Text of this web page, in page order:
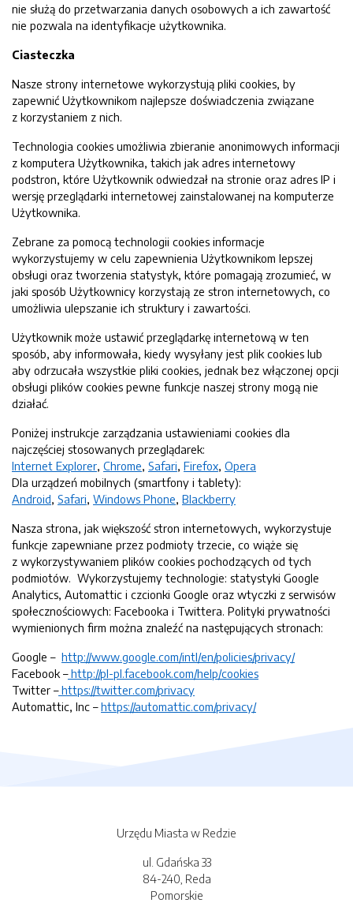
nie służą do przetwarzania danych osobowych a ich zawartość
nie pozwala na identyfikacje użytkownika.
Ciasteczka
Nasze strony internetowe wykorzystują pliki cookies, by
zapewnić Użytkownikom najlepsze doświadczenia związane
z korzystaniem z nich.
Technologia cookies umożliwia zbieranie anonimowych informacji
z komputera Użytkownika, takich jak adres internetowy
podstron, które Użytkownik odwiedzał na stronie oraz adres IP i
wersję przeglądarki internetowej zainstalowanej na komputerze
Użytkownika.
Zebrane za pomocą technologii cookies informacje
wykorzystujemy w celu zapewnienia Użytkownikom lepszej
obsługi oraz tworzenia statystyk, które pomagają zrozumieć, w
jaki sposób Użytkownicy korzystają ze stron internetowych, co
umożliwia ulepszanie ich struktury i zawartości.
Użytkownik może ustawić przeglądarkę internetową w ten
sposób, aby informowała, kiedy wysyłany jest plik cookies lub
aby odrzucała wszystkie pliki cookies, jednak bez włączonej opcji
obsługi plików cookies pewne funkcje naszej strony mogą nie
działać.
Poniżej instrukcje zarządzania ustawieniami cookies dla
najczęściej stosowanych przeglądarek:
Internet Explorer, Chrome, Safari, Firefox, Opera
Dla urządzeń mobilnych (smartfony i tablety):
Android, Safari, Windows Phone, Blackberry
Nasza strona, jak większość stron internetowych, wykorzystuje
funkcje zapewniane przez podmioty trzecie, co wiąże się
z wykorzystywaniem plików cookies pochodzących od tych
podmiotów. Wykorzystujemy technologie: statystyki Google
Analytics, Automattic i czcionki Google oraz wtyczki z serwisów
społecznościowych: Facebooka i Twittera. Polityki prywatności
wymienionych firm można znaleźć na następujących stronach:
Google – http://www.google.com/intl/en/policies/privacy/
Facebook –http://pl-pl.facebook.com/help/cookies
Twitter –https://twitter.com/privacy
Automattic, Inc –https://automattic.com/privacy/
Urzędu Miasta w Redzie
ul. Gdańska 33
84-240, Reda
Pomorskie